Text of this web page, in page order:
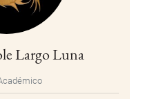
Largo Luna